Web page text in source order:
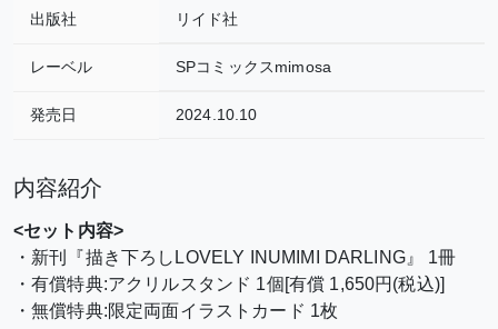
出版社 リイド社
レーベル SPコミックスmimosa
発売日 2024.10.10
内容紹介
<セット内容>
・新刊『描き下ろしLOVELY INUMIMI DARLING』 1冊
・有償特典:アクリルスタンド 1個[有償 1,650円(税込)]
・無償特典:限定両面イラストカード 1枚